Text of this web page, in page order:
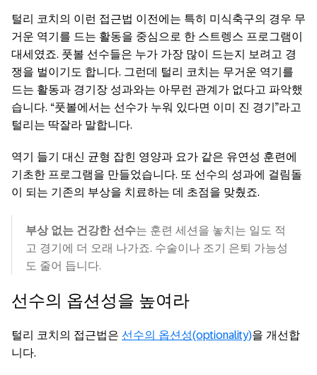
털리 코치의 이런 접근법 이전에는 특히 미식축구의 경우 무
거운 역기를 드는 활동을 중심으로 한 스트렝스 프로그램이
대세였죠. 풋볼 선수들은 누가 가장 많이 드는지 보려고 경
쟁을 벌이기도 합니다. 그런데 털리 코치는 무거운 역기를
드는 활동과 경기장 성과와는 아무런 관계가 없다고 파악했
습니다. “풋볼에서는 선수가 누워 있다면 이미 진 경기”라고
털리는 딱잘라 말합니다.
역기 들기 대신 균형 잡힌 영양과 요가 같은 유연성 훈련에
기초한 프로그램을 만들었습니다. 또 선수의 성과에 걸림돌
이 되는 기존의 부상을 치료하는 데 초점을 맞췄죠.
부상 없는 건강한 선수는 훈련 세션을 놓치는 일도 적
고 경기에 더 오래 나가죠. 수술이나 조기 은퇴 가능성
도 줄어 듭니다.
선수의 옵션성을 높여라
털리 코치의 접근법은 선수의 옵션성(optionality)을 개선합
니다.